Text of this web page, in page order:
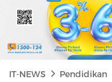
IT-NEWS Pendidikan